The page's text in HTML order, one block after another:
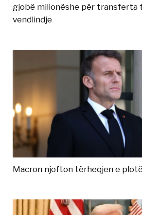
gjobë milionëshe për transferta
vendlindje
Macron njofton tërheqjen e